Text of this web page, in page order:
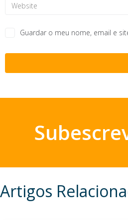
Guardar o meu nome, email e
Artigos